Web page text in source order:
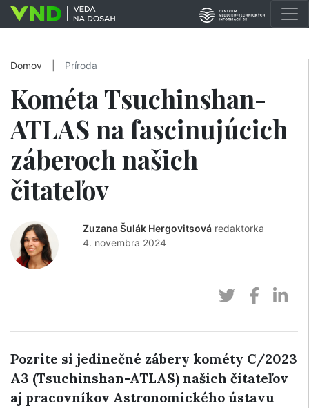
Domov Príroda
Kométa Tsuchinshan-
ATLAS na fascinujúcich
záberoch našich
čitateľov
Zuzana Šulák Hergovitsová redaktorka
4. novembra 2024
Pozrite si jedinečné zábery kométy C/2023
A3 (Tsuchinshan-ATLAS) našich čitateľov
aj pracovníkov Astronomického ústavu